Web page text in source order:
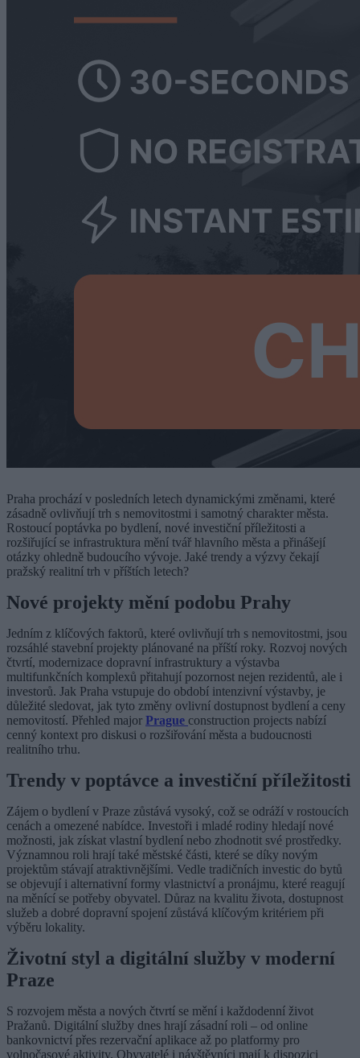
Praha prochází v posledních letech dynamickými změnami, které
zásadně ovlivňují trh s nemovitostmi i samotný charakter města.
Rostoucí poptávka po bydlení, nové investiční příležitosti a
rozšiřující se infrastruktura mění tvář hlavního města a přinášejí
otázky ohledně budoucího vývoje. Jaké trendy a výzvy čekají
pražský realitní trh v příštích letech?
Nové projekty mění podobu Prahy
Jedním z klíčových faktorů, které ovlivňují trh s nemovitostmi, jsou
rozsáhlé stavební projekty plánované na příští roky. Rozvoj nových
čtvrtí, modernizace dopravní infrastruktury a výstavba
multifunkčních komplexů přitahují pozornost nejen rezidentů, ale i
investorů. Jak Praha vstupuje do období intenzivní výstavby, je
důležité sledovat, jak tyto změny ovlivní dostupnost bydlení a ceny
nemovitostí. Přehled major Prague construction projects nabízí
cenný kontext pro diskusi o rozšiřování města a budoucnosti
realitního trhu.
Trendy v poptávce a investiční příležitosti
Zájem o bydlení v Praze zůstává vysoký, což se odráží v rostoucích
cenách a omezené nabídce. Investoři i mladé rodiny hledají nové
možnosti, jak získat vlastní bydlení nebo zhodnotit své prostředky.
Významnou roli hrají také městské části, které se díky novým
projektům stávají atraktivnějšími. Vedle tradičních investic do bytů
se objevují i alternativní formy vlastnictví a pronájmu, které reagují
na měnící se potřeby obyvatel. Důraz na kvalitu života, dostupnost
služeb a dobré dopravní spojení zůstává klíčovým kritériem při
výběru lokality.
Životní styl a digitální služby v moderní
Praze
S rozvojem města a nových čtvrtí se mění i každodenní život
Pražanů. Digitální služby dnes hrají zásadní roli – od online
bankovnictví přes rezervační aplikace až po platformy pro
volnočasové aktivity. Obyvatelé i návštěvníci mají k dispozici